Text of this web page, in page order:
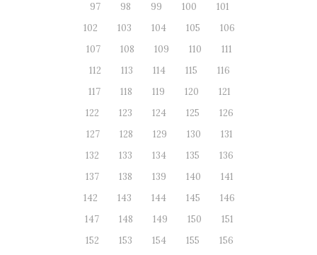
97
98 99 100
101
102
103 104 105
106
107
108 109 110
111
112
113 114 115
116
117
118 119 120
121
122
123 124 125
126
127
128 129 130
131
132
133 134 135
136
137
138 139 140
141
142
143 144 145
146
147
148 149 150
151
152
153 154 155
156